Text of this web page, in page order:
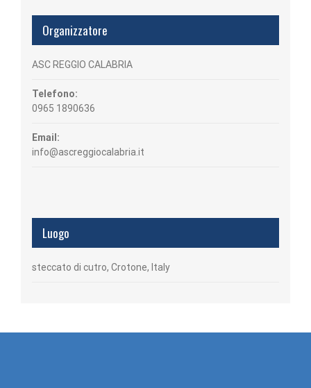
Organizzatore
ASC REGGIO CALABRIA
Telefono:
0965 1890636
Email:
info@ascreggiocalabria.it
Luogo
steccato di cutro, Crotone, Italy